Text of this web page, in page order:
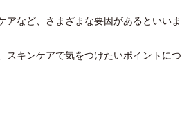
など、さまざまな要因があるといいま
スキンケアで気をつけたいポイントにつ